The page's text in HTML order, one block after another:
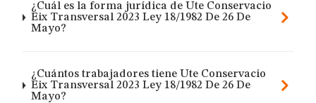
¿Cuál es la forma jurídica de Ute Conservacio
Eix Transversal 2023 Ley 18/1982 De 26 De
Mayo?
¿Cuántos trabajadores tiene Ute Conservacio
Eix Transversal 2023 Ley 18/1982 De 26 De
Mayo?